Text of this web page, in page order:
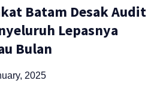
Batam Desak Audit
Lepasnya
Bulan
2025